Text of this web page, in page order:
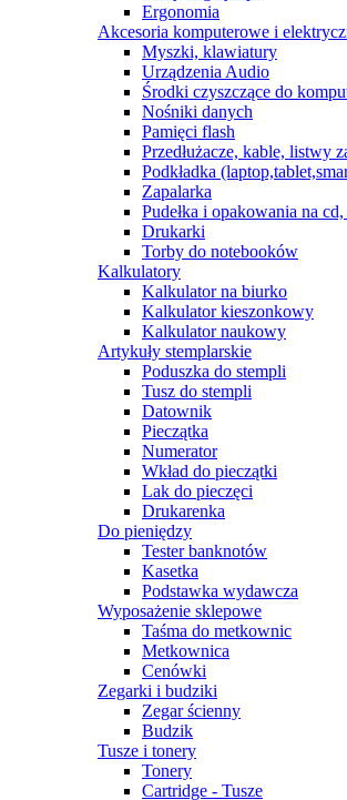
Ergonomia
Akcesoria komputerowe i
Myszki, klawiatury
Urządzenia Audio
Środki czyszczące do
Nośniki danych
Pamięci flash
Przedłużacze, kable, listwy
Podkładka
Zapalarka
Pudełka i opakowania na
Drukarki
Torby do notebooków
Kalkulatory
Kalkulator na biurko
Kalkulator kieszonkowy
Kalkulator naukowy
Artykuły stemplarskie
Poduszka do stempli
Tusz do stempli
Datownik
Pieczątka
Numerator
Wkład do pieczątki
Lak do pieczęci
Drukarenka
Do pieniędzy
Tester banknotów
Kasetka
Podstawka wydawcza
Wyposażenie sklepowe
Taśma do metkownic
Metkownica
Cenówki
Zegarki i budziki
Zegar ścienny
Budzik
Tusze i tonery
Tonery
Cartridge - Tusze